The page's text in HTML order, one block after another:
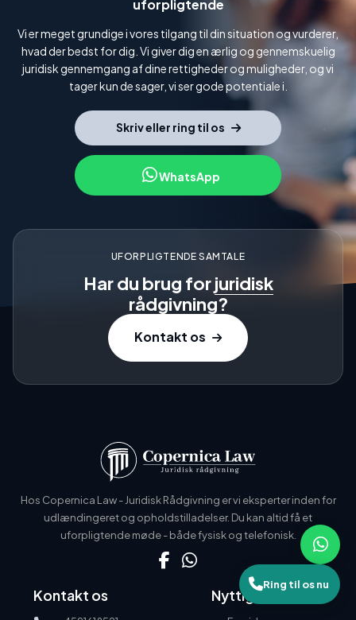
uforpligtende
Vi er meget grundige i vores tilgang til din situation og vurderer,
hvad der bedst for dig. Vi giver dig en ærlig og gennemskuelig
juridisk gennemgang af dine rettigheder og muligheder, og vi
tager kun de sager, vi ser gode potentiale i.
Skriv eller ring til os
WhatsApp
UFORPLIGTENDE SAMTALE
Har du brug forjuridisk
rådgivning?
Kontakt os
Hos Copernica Law - Juridisk Rådgivning er vi eksperter inden for
udlændingeret og opholdstilladelser. Du kan altid få et
uforpligtende møde - både fysisk og telefonisk.
Nyttige links
Kontakt os
Ring til os nu